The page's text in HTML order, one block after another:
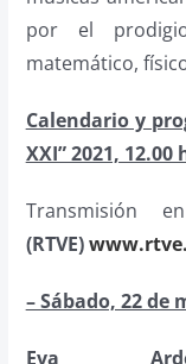
por el
matemático,
Calendario y
XXI” 2021,
Transmisión
(RTVE)
– Sábado, 22 de
Eva